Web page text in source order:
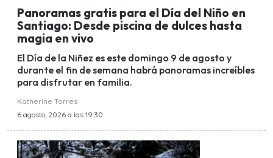
Panoramas gratis para el Día del Niño en
Santiago: Desde piscina de dulces hasta
magia en vivo
El Día de la Niñez es este domingo 9 de agosto y
durante el fin de semana habrá panoramas increíbles
para disfrutar en familia.
Katherine Torres
6 agosto, 2026 a las 19:30